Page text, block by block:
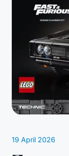
19 April 2026